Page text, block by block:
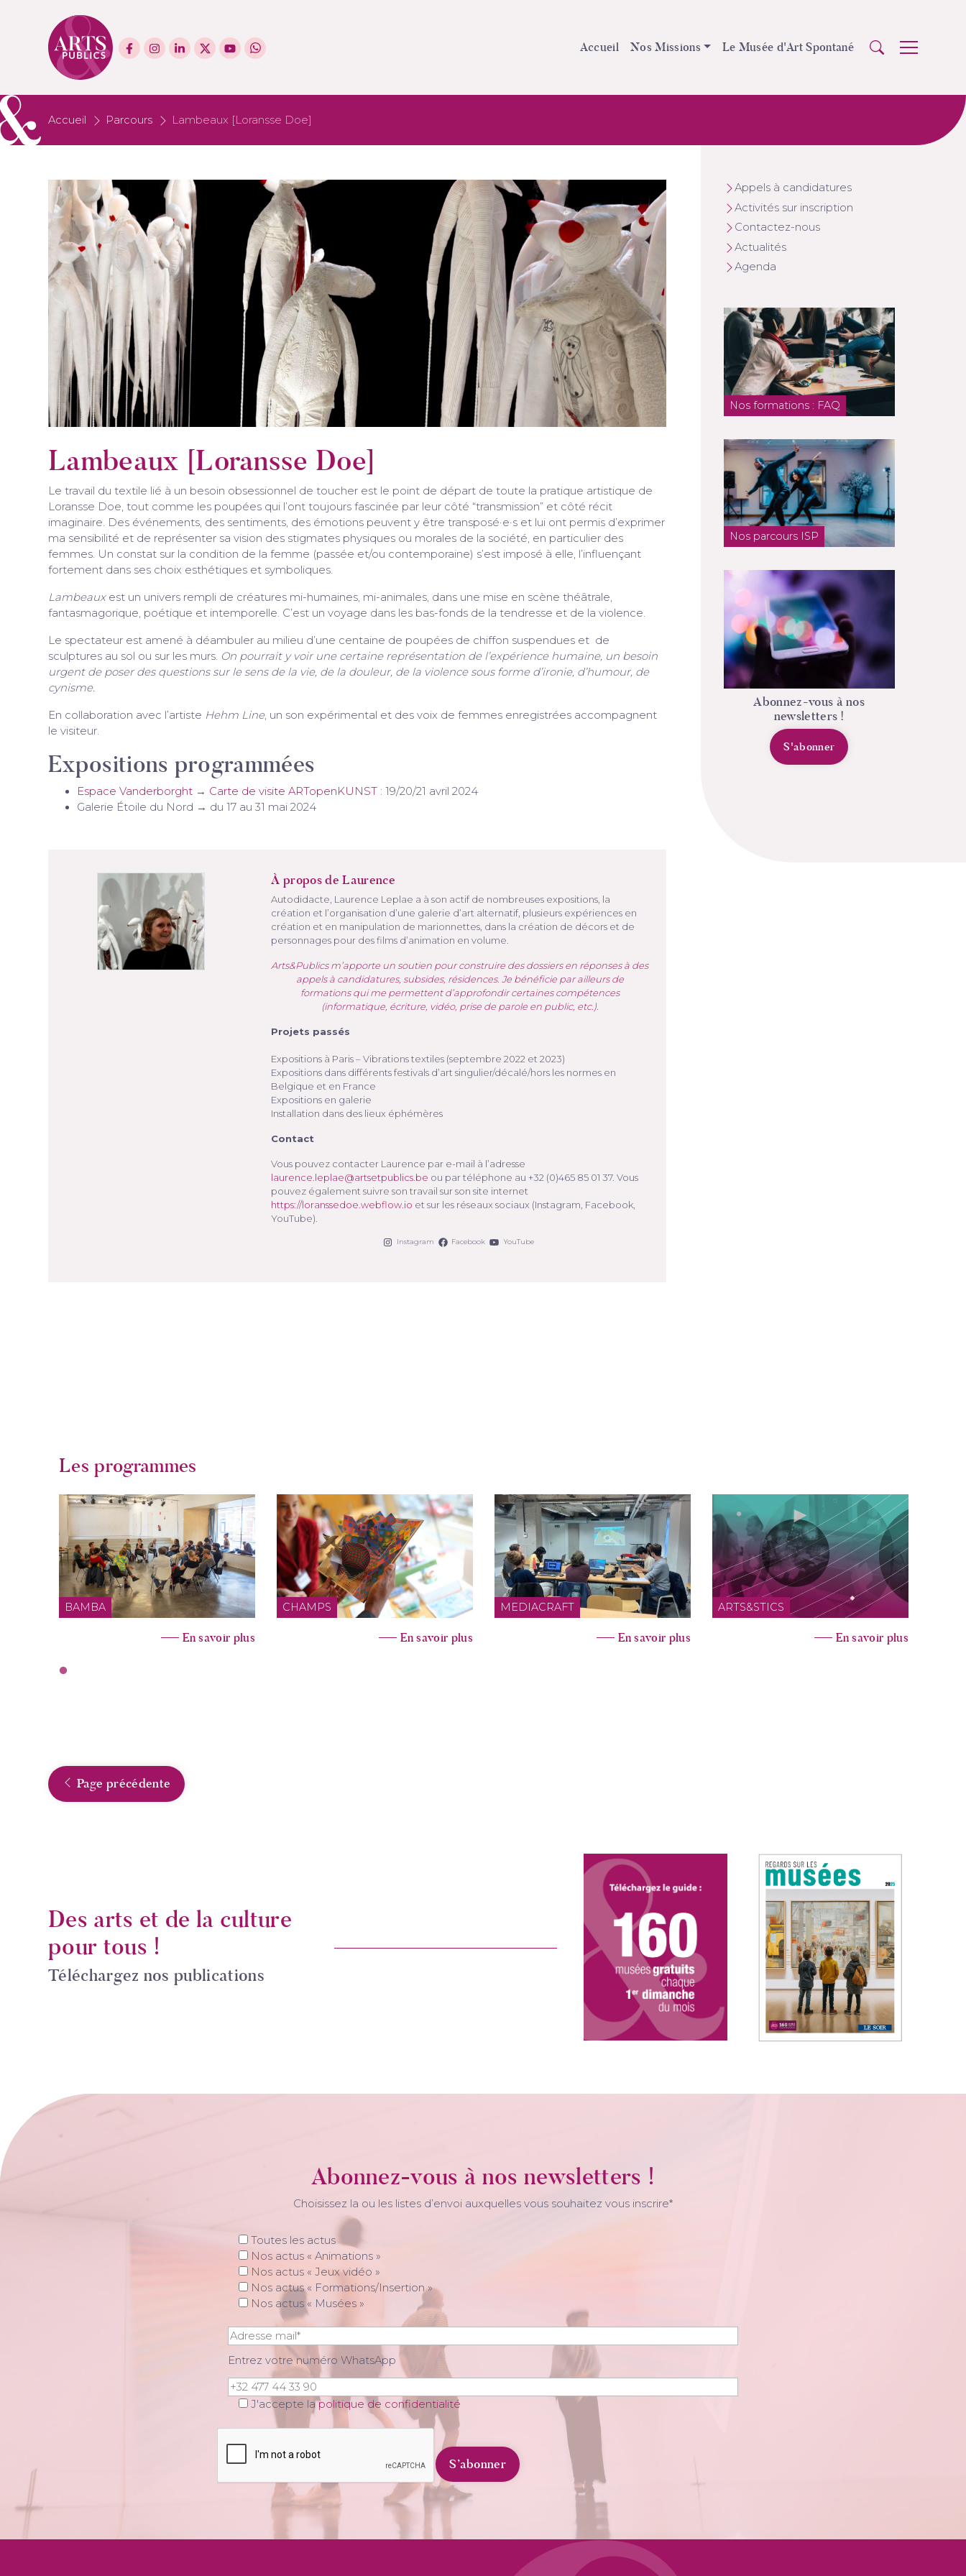
Accueil Nos Missions Le Musée d'Art Spontané
Accueil Parcours Lambeaux [Loransse Doe]
Lambeaux [Loransse Doe]
Le travail du textile lié à un besoin obsessionnel de toucher est le point de départ de toute la pratique artistique de
Loransse Doe, tout comme les poupées qui l’ont toujours fascinée par leur côté “transmission” et côté récit
imaginaire. Des événements, des sentiments, des émotions peuvent y être transposé·e·s et lui ont permis d’exprimer
ma sensibilité et de représenter sa vision des stigmates physiques ou morales de la société, en particulier des
femmes. Un constat sur la condition de la femme (passée et/ou contemporaine) s’est imposé à elle, l’influençant
fortement dans ses choix esthétiques et symboliques.
Lambeauxest un univers rempli de créatures mi-humaines, mi-animales, dans une mise en scène théâtrale,
fantasmagorique, poétique et intemporelle. C’est un voyage dans les bas-fonds de la tendresse et de la violence.
Le spectateur est amené à déambuler au milieu d’une centaine de poupées de chiffon suspendues et de
sculptures au sol ou sur les murs. On pourrait y voir une certaine représentation de l’expérience humaine, un besoin
urgent de poser des questions sur le sens de la vie, de la douleur, de la violence sous forme d’ironie, d’humour, de
cynisme.
En collaboration avec l’artiste Hehm Line, un son expérimental et des voix de femmes enregistrées accompagnent
le visiteur.
Expositions programmées
Espace Vanderborght → Carte de visite ARTopenKUNST : 19/20/21 avril 2024
Galerie Étoile du Nord → du 17 au 31 mai 2024
À propos de Laurence
Autodidacte, Laurence Leplae a à son actif de nombreuses expositions, la
création et l’organisation d’une galerie d’art alternatif, plusieurs expériences en
création et en manipulation de marionnettes, dans la création de décors et de
personnages pour des films d’animation en volume.
Arts&Publics m’apporte un soutien pour construire des dossiers en réponses à des
appels à candidatures, subsides, résidences. Je bénéficie par ailleurs de
formations qui me permettent d’approfondir certaines compétences
(informatique, écriture, vidéo, prise de parole en public, etc.).
Projets passés
Expositions à Paris – Vibrations textiles (septembre 2022 et 2023)
Expositions dans différents festivals d’art singulier/décalé/hors les normes en
Belgique et en France
Expositions en galerie
Installation dans des lieux éphémères
Contact
Vous pouvez contacter Laurence par e-mail à l’adresse
laurence.leplae@artsetpublics.be ou par téléphone au +32 (0)465 85 01 37. Vous
pouvez également suivre son travail sur son site internet
https://loranssedoe.webflow.io et sur les réseaux sociaux (Instagram, Facebook,
YouTube).
Instagram Facebook YouTube
Appels à candidatures
Activités sur inscription
Contactez-nous
Actualités
Agenda
Nos formations : FAQ
Nos parcours ISP
Abonnez-vous à nos
newsletters !
S'abonner
Les programmes
BAMBA
En savoir plus
CHAMPS
En savoir plus
MEDIACRAFT
En savoir plus
ARTS&STICS
En savoir plus
Page précédente
Des arts et de la culture
pour tous !
Téléchargez nos publications
Abonnez-vous à nos newsletters !
Choisissez la ou les listes d’envoi auxquelles vous souhaitez vous inscrire*
Toutes les actus
Nos actus « Animations »
Nos actus « Jeux vidéo »
Nos actus « Formations/Insertion »
Nos actus « Musées »
Entrez votre numéro WhatsApp
J'accepte lapolitique de confidentialité